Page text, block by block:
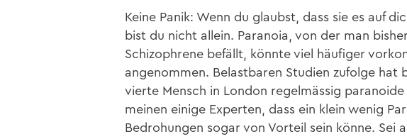
Keine Panik: Wenn du glaubst, dass sie es auf
bist du nicht allein. Paranoia, von der man
Schizophrene befällt, könnte viel häufiger
angenommen. Belastbaren Studien zufolge hat
vierte Mensch in London regelmässig paranoide
meinen einige Experten, dass ein klein wenig
Bedrohungen sogar von Vorteil sein könne. Sei